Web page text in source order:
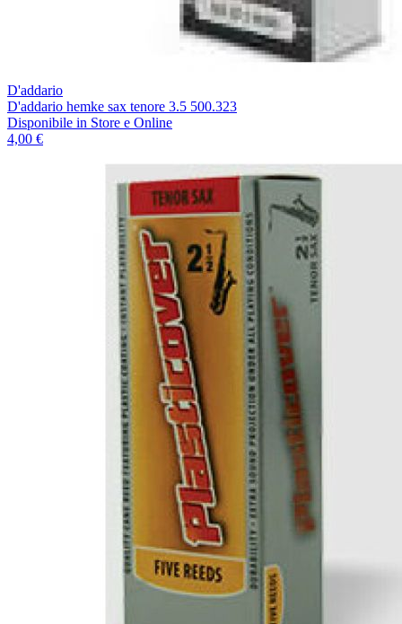
D'addario
D'addario hemke sax tenore 3.5 500.323
Disponibile in Store e Online
4,00 €